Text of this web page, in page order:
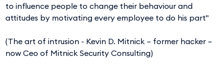
to influence people to change their behaviour and
attitudes by motivating every employee to do his part"
(The art of intrusion - Kevin D. Mitnick – former hacker –
now Ceo of Mitnick Security Consulting)